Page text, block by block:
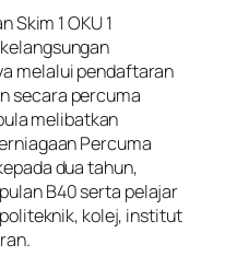
Skim 1 OKU 1
melalui pendaftaran
secara percuma
melibatkan
Percuma
dua tahun,
B40 serta pelajar
kolej, institut